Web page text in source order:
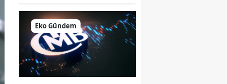
Eko Gündem